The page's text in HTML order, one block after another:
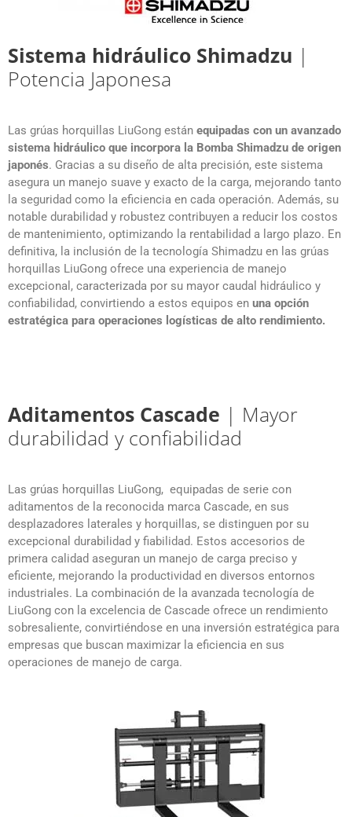
Sistema hidráulico Shimadzu |
Potencia Japonesa
Las grúas horquillas LiuGong están equipadas con un avanzado
sistema hidráulico que incorpora la Bomba Shimadzu de origen
japonés. Gracias a su diseño de alta precisión, este sistema
asegura un manejo suave y exacto de la carga, mejorando tanto
la seguridad como la eficiencia en cada operación. Además, su
notable durabilidad y robustez contribuyen a reducir los costos
de mantenimiento, optimizando la rentabilidad a largo plazo. En
definitiva, la inclusión de la tecnología Shimadzu en las grúas
horquillas LiuGong ofrece una experiencia de manejo
excepcional, caracterizada por su mayor caudal hidráulico y
confiabilidad, convirtiendo a estos equipos en una opción
estratégica para operaciones logísticas de alto rendimiento.
Aditamentos Cascade | Mayor
durabilidad y confiabilidad
Las grúas horquillas LiuGong, equipadas de serie con
aditamentos de la reconocida marca Cascade, en sus
desplazadores laterales y horquillas, se distinguen por su
excepcional durabilidad y fiabilidad. Estos accesorios de
primera calidad aseguran un manejo de carga preciso y
eficiente, mejorando la productividad en diversos entornos
industriales. La combinación de la avanzada tecnología de
LiuGong con la excelencia de Cascade ofrece un rendimiento
sobresaliente, convirtiéndose en una inversión estratégica para
empresas que buscan maximizar la eficiencia en sus
operaciones de manejo de carga.